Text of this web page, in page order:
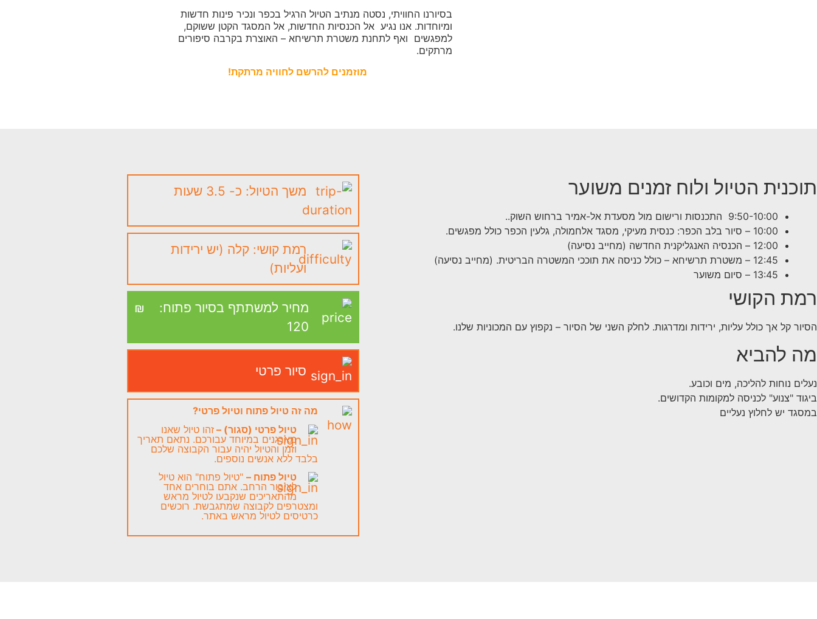
בסיורנו החוויתי, נסטה מנתיב הטיול הרגיל בכפר ונכיר פינות חדשות
ומיוחדות. אנו נגיע אל הכנסיות החדשות, אל המסגד הקטן ששוקם,
למפגשים ואף לתחנת משטרת תרשיחא – האוצרת בקרבה סיפורים
מרתקים.
מוזמנים להרשם לחוויה מרתקת!
תוכנית הטיול ולוח זמנים משוער
9:50-10:00 התכנסות ורישום מול מסעדת אל-אמיר ברחוש השוק..
10:00 – סיור בלב הכפר: כנסית מעיקי, מסגד אלחמולה, גלעין הכפר כולל מפגשים.
12:00 – הכנסיה האנגליקנית החדשה (מחייב נסיעה)
12:45 – משטרת תרשיחא – כולל כניסה את תוככי המשטרה הבריטית. (מחייב נסיעה)
13:45 – סיום משוער
רמת הקושי
הסיור קל אך כולל עליות, ירידות ומדרגות. לחלק השני של הסיור – נקפוץ עם המכוניות שלנו.
מה להביא
נעלים נוחות להליכה, מים וכובע.
ביגוד "צנוע" לכניסה למקומות הקדושים.
במסגד יש לחלוץ נעליים
משך הטיול: כ- 3.5 שעות
רמת קושי: קלה (יש ירידות
ועליות)
מחיר למשתתף בסיור פתוח:
120
₪
סיור פרטי
מה זה טיול פתוח וטיול פרטי?
טיול פרטי (סגור) – זהו טיול שאנו
מארגנים במיוחד עבורכם. נתאם תאריך
וזמן והטיול יהיה עבור הקבוצה שלכם
בלבד ללא אנשים נוספים.
טיול פתוח – "טיול פתוח" הוא טיול
לציבור הרחב. אתם בוחרים אחד
מהתאריכים שנקבעו לטיול מראש
ומצטרפים לקבוצה שמתגבשת. רוכשים
כרטיסים לטיול מראש באתר.